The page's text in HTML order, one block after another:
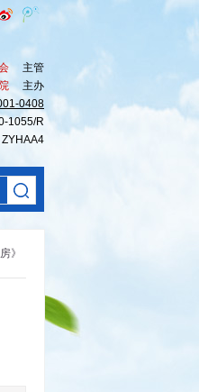
主管
主办
0408
1055/R
》